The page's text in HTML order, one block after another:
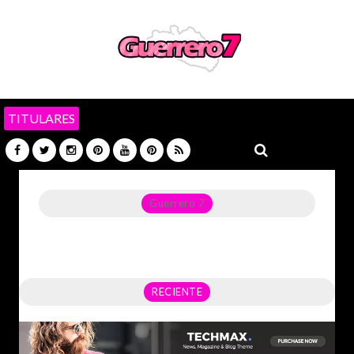
TITULARES
Guerrero 7
RECIENTE